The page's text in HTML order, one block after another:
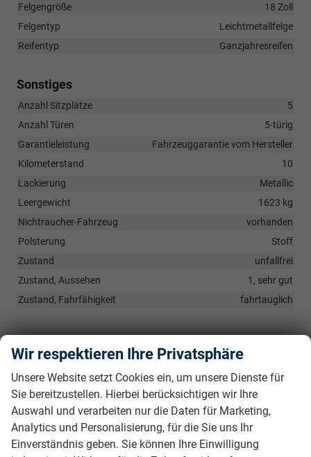
Felgengröße
18 Zoll
Felgentyp
Leichtmetallfelge
Reifentyp
Ganzjahresreifen
Sonstiges
Anzahl Sitzplätze
5
Anzahl Türen
5-türig
Garantieleistung
Fahrzeuggarantie vom Hersteller
Kilometerstand
10
Lackierung
Metallic
Leergewicht
1623 kg
Nichtraucher-Fahrzeug
vorhanden
Polsterung
Stoff
Zustand
unfallfrei
Zustand, Aussehen
1, sehr gut
Zustand, Fahrfähigkeit
fahrtauglich
Serienausstattungen
Innen
Ambientebeleuchtung Mittelkonsole Türbeleuchtung
beleuchteter Make-up Spiegel
vorhanden
Leseleuchten vorne und hinten
vorhanden
CUPRA Drive Profile
vorhanden
Wir respektieren Ihre Privatsphäre
Unsere Website setzt Cookies ein, um unsere Dienste für
Sie bereitzustellen. Hierbei berücksichtigen wir Ihre
Auswahl und verarbeiten nur die Daten für Marketing,
Analytics und Personalisierung, für die Sie uns Ihr
Einverständnis geben. Sie können Ihre Einwilligung